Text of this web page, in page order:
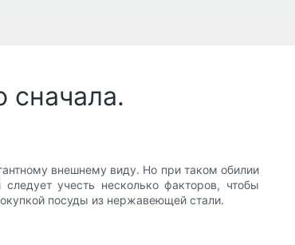
сначала.
внешнему виду. Но при таком обилии
учесть несколько факторов, чтобы
посуды из нержавеющей стали.